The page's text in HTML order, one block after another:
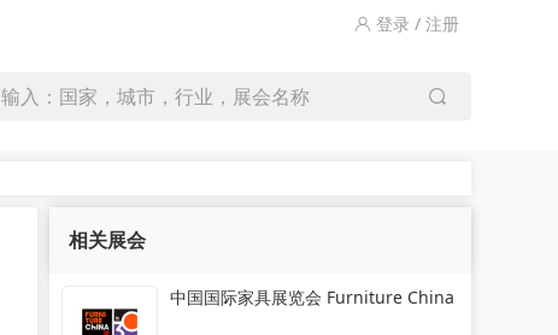
登录 / 注册
输入：国家，城市，行业，展会名称
相关展会
中国国际家具展览会 Furniture China